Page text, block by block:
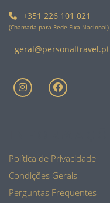
+351 226 101 021
(Chamada para Rede Fixa Nacional)
geral@personaltravel.pt
Política de Privacidade
Condições Gerais
Perguntas Frequentes